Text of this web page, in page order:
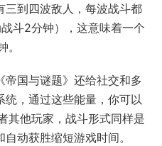
三到四波敌人，每波战斗都
斗2分钟），这意味着一个
帝国与谜题》还给社交和多
统，通过这些能量，你可以
其他玩家，战斗形式同样是
动获胜缩短游戏时间。